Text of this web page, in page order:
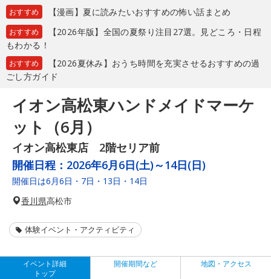
おすすめ 【漫画】夏に読みたいおすすめの怖い話まとめ
おすすめ
【2026年版】全国の夏祭り注目27選。見どころ・日程
もわかる！
おすすめ
【2026夏休み】おうち時間を充実させるおすすめの過
ごし方ガイド
イオン高松東ハンドメイドマーケ
ット（6月）
イオン高松東店 2階セリア前
開催日程： 2026年6月6日(土)～14日(日)
開催日は6月6日・7日・13日・14日
香川県高松市
体験イベント・アクティビティ
イベント詳細
トップ
開催期間など 地図・アクセス